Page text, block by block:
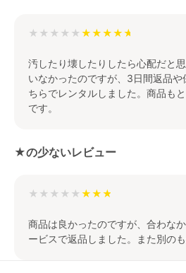
★★★★★
汚したり壊したりしたら心配だと
いなかったのですが、3日間返品や
ちらでレンタルしました。商品も
です。
★の少ないレビュー
★★★★★
商品は良かったのですが、合わな
ービスで返品しました。また別のも